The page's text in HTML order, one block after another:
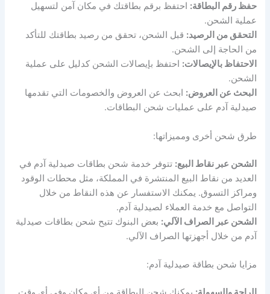
حفظ رقم البطاقة: احتفظ برقم بطاقتك في مكان آمن لتسهيل
عملية الشحن.
التحقق من الرصيد: قبل الشحن، تحقق من رصيد بطاقتك للتأكد
من الحاجة إلى الشحن.
الاحتفاظ بالإيصالات: احتفظ بإيصالات الشحن كدليل على عملية
الشحن.
البحث عن العروض: ابحث عن العروض والخصومات التي تقدمها
صيدلية آدم على عمليات شحن البطاقات.
طرق شحن أخرى ومميزاتها:
الشحن عبر نقاط البيع: تتوفر خدمة شحن بطاقات صيدلية آدم في
العديد من نقاط البيع المنتشرة في المملكة، مثل محطات الوقود
ومراكز التسوق. يمكنك الاستفسار عن هذه النقاط من خلال
التواصل مع خدمة العملاء لصيدلية آدم.
الشحن عبر الصراف الآلي: بعض البنوك تتيح شحن بطاقات صيدلية
آدم من خلال أجهزتها الصراف الآلي.
مزايا شحن بطاقة صيدلية آدم: